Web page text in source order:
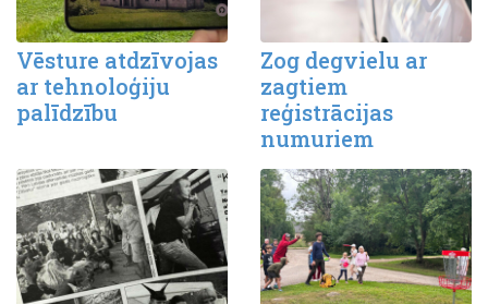
Vēsture atdzīvojas
ar tehnoloģiju
palīdzību
Zog degvielu ar
zagtiem
reģistrācijas
numuriem